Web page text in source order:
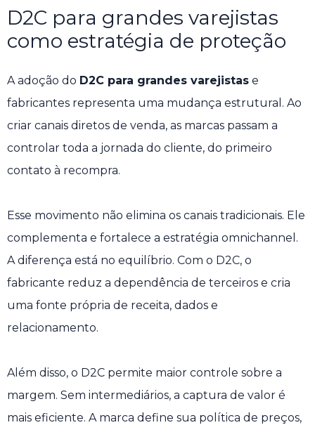
D2C para grandes varejistas
como estratégia de proteção
A adoção do D2C para grandes varejistas e
fabricantes representa uma mudança estrutural. Ao
criar canais diretos de venda, as marcas passam a
controlar toda a jornada do cliente, do primeiro
contato à recompra.
Esse movimento não elimina os canais tradicionais. Ele
complementa e fortalece a estratégia omnichannel.
A diferença está no equilíbrio. Com o D2C, o
fabricante reduz a dependência de terceiros e cria
uma fonte própria de receita, dados e
relacionamento.
Além disso, o D2C permite maior controle sobre a
margem. Sem intermediários, a captura de valor é
mais eficiente. A marca define sua política de preços,